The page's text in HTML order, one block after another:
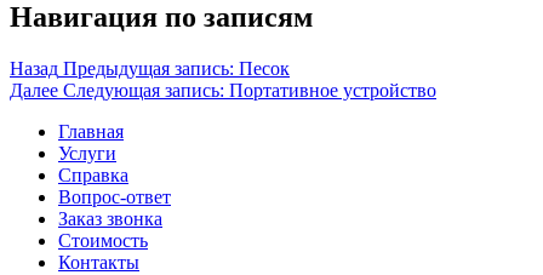
Навигация по записям
Назад Предыдущая запись: Песок
Далее Следующая запись: Портативное устройство
Главная
Услуги
Справка
Вопрос-ответ
Заказ звонка
Стоимость
Контакты